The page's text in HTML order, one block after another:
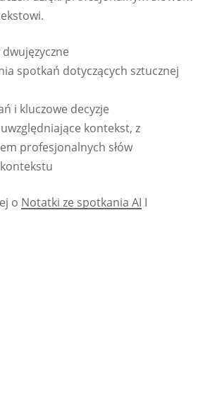
spotkań dotyczących sztucznej
i kluczowe decyzje
kontekst, z
profesjonalnych słów
o Notatki ze spotkania AI I